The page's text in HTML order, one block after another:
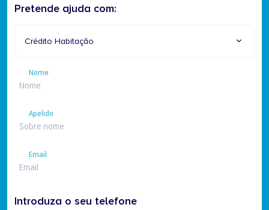
Pretende ajuda com:
Crédito Habitação
Nome
Apelido
Email
Introduza o seu telefone